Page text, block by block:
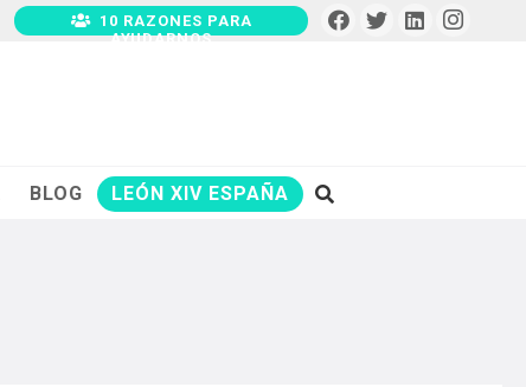
10 RAZONES PARA
AYUDARNOS
BLOG LEÓN XIV ESPAÑA